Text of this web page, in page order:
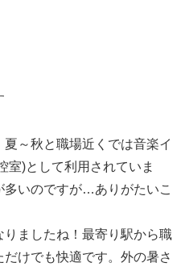
～秋と職場近くでは音楽イ
室)として利用されていま
多いのですが…ありがたいこ
ましたね！最寄り駅から職
けでも快適です。外の暑さ